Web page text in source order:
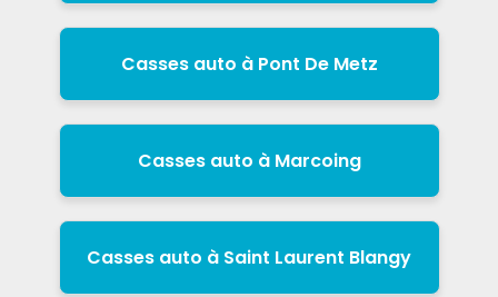
Casses auto à Pont De Metz
Casses auto à Marcoing
Casses auto à Saint Laurent Blangy